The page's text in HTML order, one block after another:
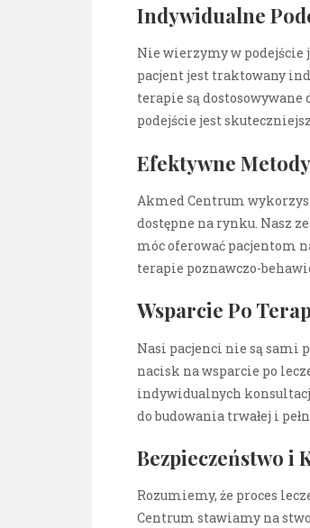
Indywidualne
Nie wierzymy w
pacjent jest traktowany
terapie są dostosowywane
podejście jest
Efektywne
Akmed Centrum
dostępne na rynku. Nasz
móc oferować pacjentom
terapie poznawczo-
Wsparcie Po
Nasi pacjenci nie są sami
nacisk na wsparcie po
indywidualnych
do budowania trwałej i
Bezpieczeństwo i
Rozumiemy, że proces
Centrum stawiamy na